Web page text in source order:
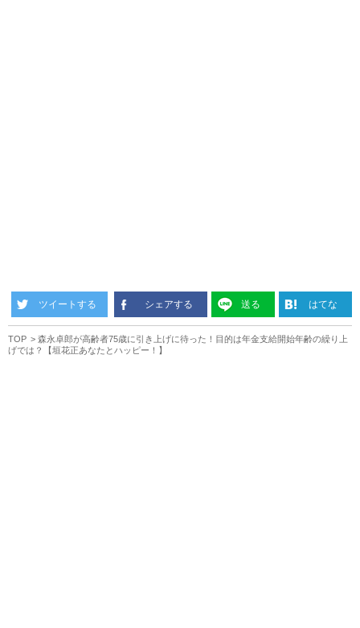
ツイートする シェアする 送る はてな
TOP
森永卓郎が高齢者75歳に引き上げに待った！目的は年金支給開始年齢の繰り上
げでは？【垣花正あなたとハッピー！】